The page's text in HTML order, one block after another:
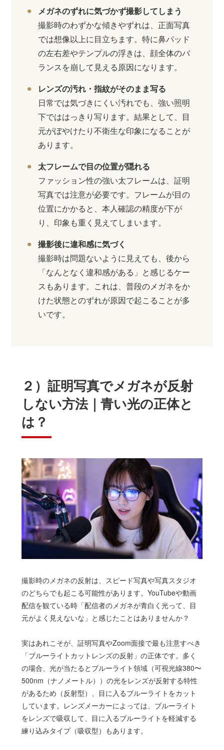
メガネのずれに気づかず撮影してしまう
撮影時のわずかな傾きやずれは、正面写真
では想像以上に目立ちます。特に鼻パッド
の左右差やテンプルの浮きは、顔全体のバ
ランスを崩して見える原因になります。
レンズの汚れ・指紋がそのまま写る
日常では気づきにくい汚れでも、強い照明
下でははっきり写ります。結果として、目
元がぼやけたり不衛生な印象になることが
あります。
太フレームで目の位置が隠れる
ファッション性の強い太フレームは、証明
写真では注意が必要です。フレームが目の
位置にかかると、本人確認の精度が下が
り、印象も重く見えてしまいます。
撮影後に違和感に気づく
撮影時は問題ないように見えても、後から
「なんとなく違和感がある」と感じるケー
スもあります。これは、普段のメガネをか
けた状態とのずれが原因で起こることが多
いです。
２）証明写真でメガネが反射
しない方法｜青い光の正体と
は？
撮影時のメガネの反射は、スピード写真や写真スタジオ
のどちらでも起こる可能性があります。YouTubeや動画
配信を観ている時「配信者のメガネが青白く光って、目
元がよく見えないな」と感じたことはありませんか？
実はあれこそが、証明写真やZoom面接で最も注意すべき
「ブルーライトカットレンズの反射」の正体です。多く
の場合、光が当たるとブルーライト領域（可視光線380〜
500nm（ナノメートル））の光をレンズが反射する特性
があるため（反射型）、目に入るブルーライトをカット
しています。レンズメーカーによっては、ブルーライト
をレンズで吸収して、目に入るブルーライトを軽減する
練り込みタイプ（吸収型）もあります。